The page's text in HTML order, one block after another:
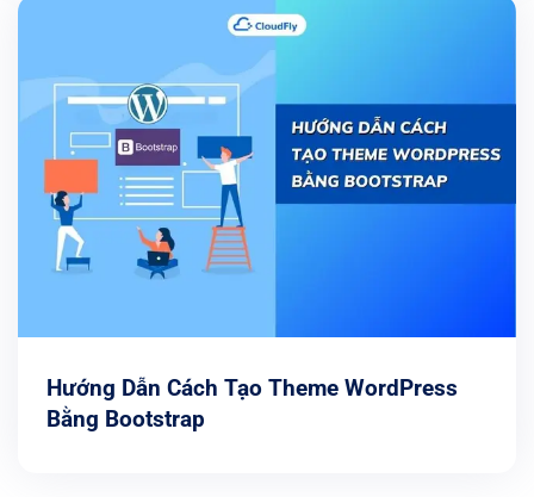
Hướng Dẫn Cách Tạo Theme WordPress
Bằng Bootstrap